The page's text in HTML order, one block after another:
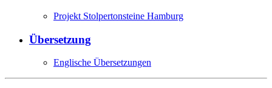
Projekt Stolpertonsteine Hamburg
Übersetzung
Englische Übersetzungen